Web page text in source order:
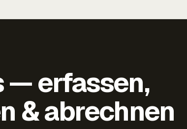
— erfassen,
& abrechnen